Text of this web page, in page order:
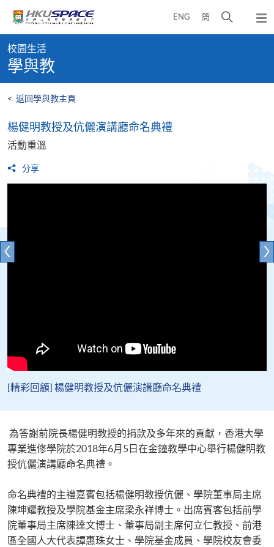
content
ENG 簡
開
彈
出
content
start
校園生活
學與教
< 返回學與教主頁
楊健明教授及伉儷演講廳命名典禮
活動重溫
分享
[精彩回顧] 楊健明教授及伉儷演講廳命名典禮
為答謝前院長楊健明教授的捐款及多年來的貢獻，香港大學
專業進修學院於2018年6月5日在金鐘教學中心舉行楊健明教
授伉儷演講廳命名典禮。
命名典禮的主禮嘉賓包括楊健明教授伉儷、學院董事局主席
陳坤耀教授及學院基金主席梁永祥博士。出席賓客包括前學
院董事局主席陳達文博士、董事局副主席何立仁教授、前港
區全國人大代表譚惠珠女士、學院基金成員、學院校友會委